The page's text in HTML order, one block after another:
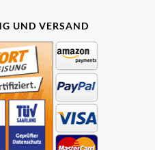
UND VERSAND